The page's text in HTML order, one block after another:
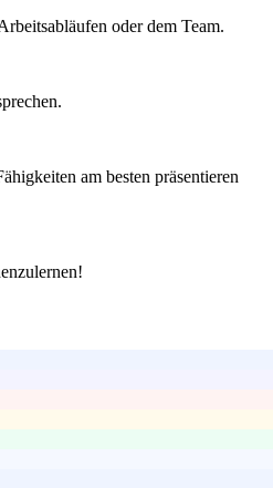
oder dem Team.
am besten präsentieren